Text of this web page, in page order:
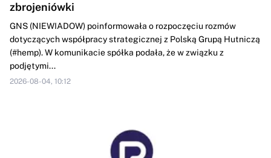
zbrojeniówki
GNS (NIEWIADOW) poinformowała o rozpoczęciu rozmów
dotyczących współpracy strategicznej z Polską Grupą Hutniczą
(#hemp). W komunikacie spółka podała, że w związku z
podjętymi...
2026-08-04, 10:12